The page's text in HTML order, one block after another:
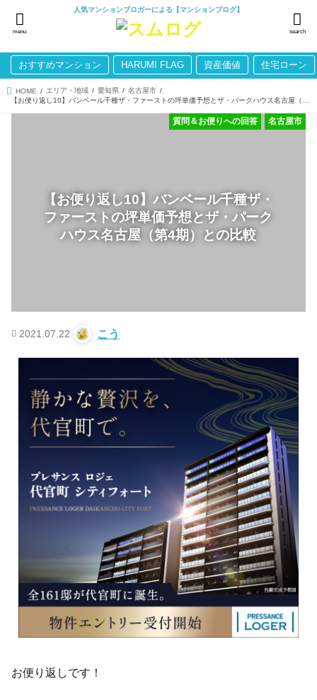
人気マンションブロガーによる【マンションブログ】
search
menu
おすすめマンション HARUMI FLAG 資産価値 住宅ローン
HOME エリア・地域 愛知県
名古屋市
【お便り返し10】バンベール千種ザ・
ファーストの坪単価予想とザ・パーク
ハウス名古屋（第4期）との比較
名古屋市
質問＆お便りへの回答
2021.07.22 こう
お便り返しです！